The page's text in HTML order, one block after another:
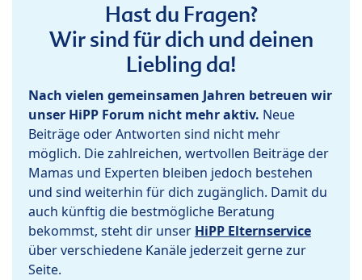
Hast du Fragen?
Wir sind für dich und deinen
Liebling da!
Nach vielen gemeinsamen Jahren betreuen wir
unser HiPP Forum nicht mehr aktiv. Neue
Beiträge oder Antworten sind nicht mehr
möglich. Die zahlreichen, wertvollen Beiträge der
Mamas und Experten bleiben jedoch bestehen
und sind weiterhin für dich zugänglich. Damit du
auch künftig die bestmögliche Beratung
bekommst, steht dir unser HiPP Elternservice
über verschiedene Kanäle jederzeit gerne zur
Seite.